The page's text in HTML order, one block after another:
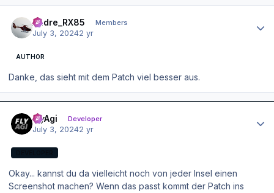
Andre_RX85 Members
July 3, 20242 yr
AUTHOR
Danke, das sieht mit dem Patch viel besser aus.
FlyAgi Developer
July 3, 20242 yr
Okay... kannst du da vielleicht noch von jeder Insel einen
Screenshot machen? Wenn das passt kommt der Patch ins